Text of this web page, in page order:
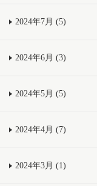
2024年7月 (5)
2024年6月 (3)
2024年5月 (5)
2024年4月 (7)
2024年3月 (1)